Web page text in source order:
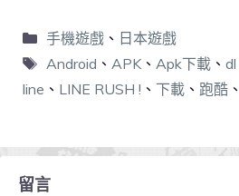
手機遊戲、 日本遊戲
Android 、 APK、 Apk下載、 dl
line 、 LINE RUSH ! 、 下載 、 跑酷 、
留言